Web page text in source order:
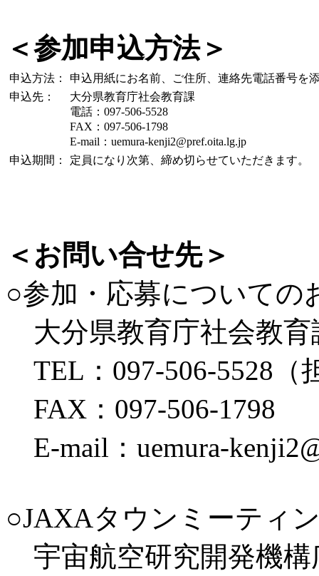
＜参加申込方法＞
申込方法：
申込用紙にお名前、ご住所、連絡先電話番号を
申込先：
大分県教育庁社会教育課
電話：097-506-5528
FAX：097-506-1798
E-mail：uemura-kenji2@pref.oita.lg.jp
申込期間：
定員になり次第、締め切らせていただきます。
＜お問い合せ先＞
○参加・応募についての
大分県教育庁社会教育
TEL：097-506-5528（
FAX：097-506-1798
E-mail：uemura-
○JAXAタウンミーティ
宇宙航空研究開発機構